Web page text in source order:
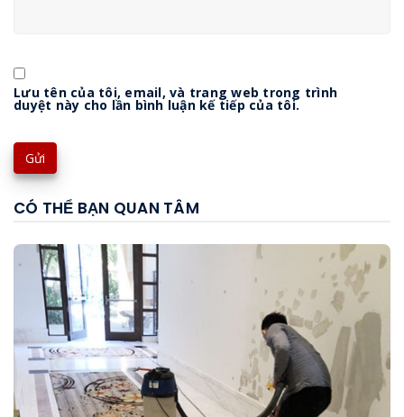
Lưu tên của tôi, email, và trang web trong trình
duyệt này cho lần bình luận kế tiếp của tôi.
CÓ THỂ BẠN QUAN TÂM